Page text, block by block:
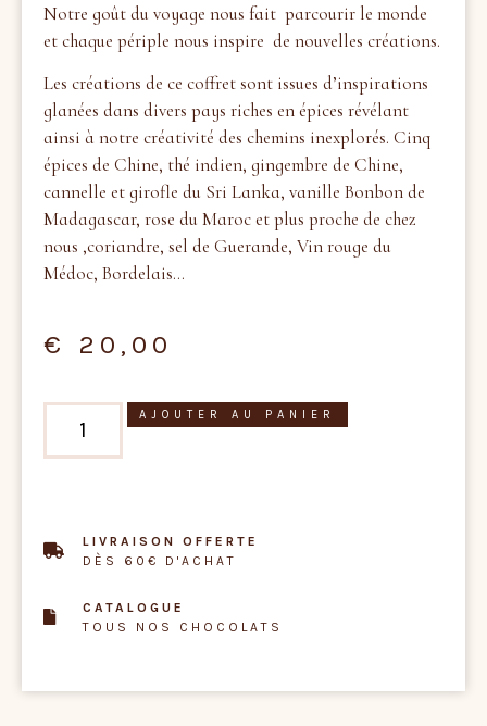
Notre goût du voyage nous fait parcourir le monde
et chaque périple nous inspire de nouvelles créations.
Les créations de ce coffret sont issues d’inspirations
glanées dans divers pays riches en épices révélant
ainsi à notre créativité des chemins inexplorés. Cinq
épices de Chine, thé indien, gingembre de Chine,
cannelle et girofle du Sri Lanka, vanille Bonbon de
Madagascar, rose du Maroc et plus proche de chez
nous ,coriandre, sel de Guerande, Vin rouge du
Médoc, Bordelais…
€ 20,00
AJOUTER AU PANIER
LIVRAISON OFFERTE
DÈS 60€ D'ACHAT
CATALOGUE
TOUS NOS CHOCOLATS